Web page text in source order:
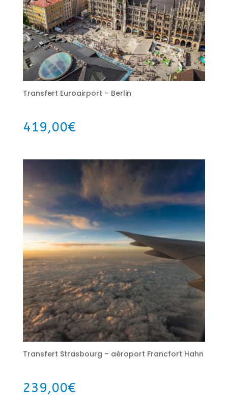
Transfert Euroairport – Berlin
419,00€
Transfert Strasbourg – aéroport Francfort Hahn
239,00€